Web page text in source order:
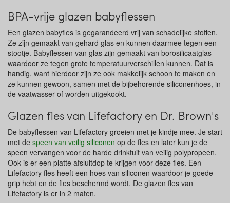
BPA-vrije glazen babyflessen
Een glazen babyfles is gegarandeerd vrij van schadelijke stoffen.
Ze zijn gemaakt van gehard glas en kunnen daarmee tegen een
stootje. Babyflessen van glas zijn gemaakt van borosilicaatglas
waardoor ze tegen grote temperatuurverschillen kunnen. Dat is
handig, want hierdoor zijn ze ook makkelijk schoon te maken en
ze kunnen gewoon, samen met de bijbehorende siliconenhoes, in
de vaatwasser of worden uitgekookt.
Glazen fles van Lifefactory en Dr. Brown's
De babyflessen van Lifefactory groeien met je kindje mee. Je start
met de speen van veilig siliconen op de fles en later kun je de
speen vervangen voor de harde drinktuit van veilig polypropeen.
Ook is er een platte afsluitdop te krijgen voor deze fles. Een
Lifefactory fles heeft een hoes van siliconen waardoor je goede
grip hebt en de fles beschermd wordt. De glazen fles van
Lifefactory is er in 2 maten.